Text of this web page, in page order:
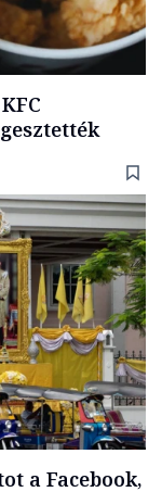
a Facebook,